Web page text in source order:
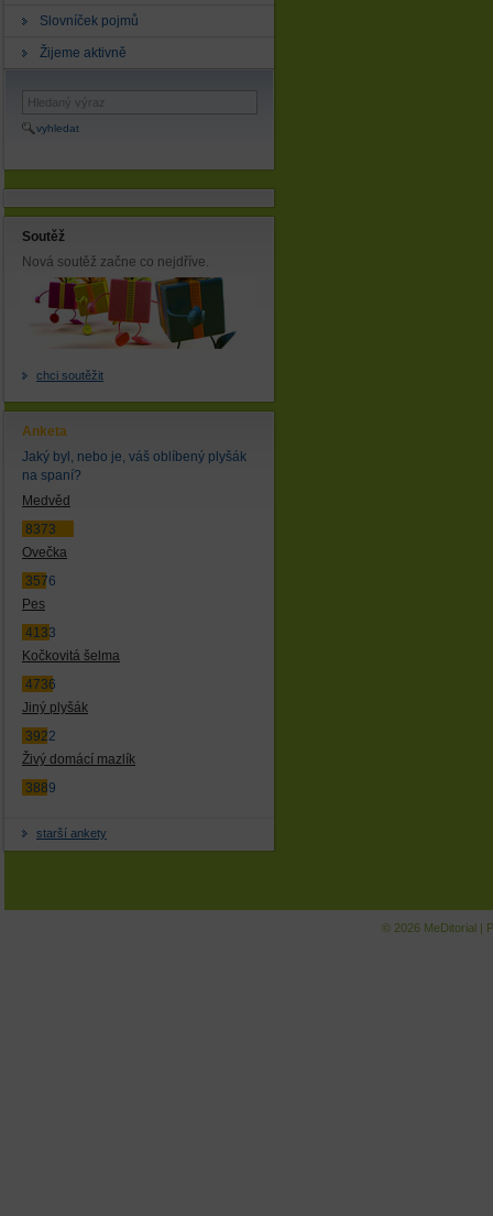
Slovníček pojmů
Žijeme aktivně
vyhledat
Soutěž
Nová soutěž začne co nejdříve.
chci soutěžit
Anketa
Jaký byl, nebo je, váš oblíbený plyšák
na spaní?
Medvěd
8373
Ovečka
3576
Pes
4133
Kočkovitá šelma
4736
Jiný plyšák
3922
Živý domácí mazlík
3889
starší ankety
© 2026 MeDitorial |